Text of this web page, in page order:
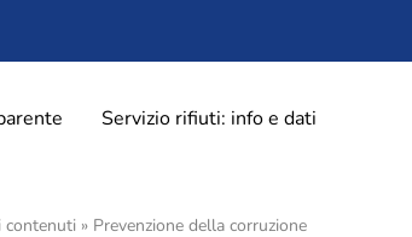
Servizio rifiuti: info e dati
» Prevenzione della corruzione